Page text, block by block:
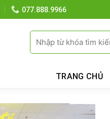
077.888.9966
kiếm:
TRANG CHỦ